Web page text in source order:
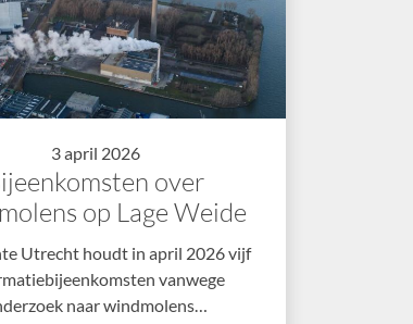
3 april 2026
over
op Lage Weide
Utrecht houdt in april 2026 vijf
vanwege
naar windmolens…